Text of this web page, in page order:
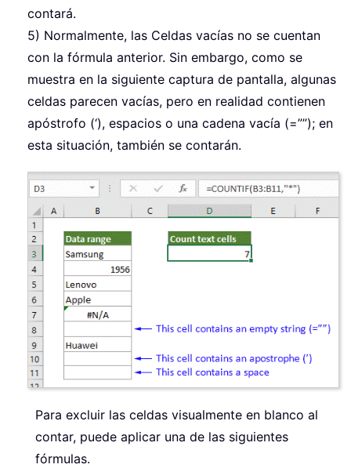
contará.
5) Normalmente, las Celdas vacías no se cuentan
con la fórmula anterior. Sin embargo, como se
muestra en la siguiente captura de pantalla, algunas
celdas parecen vacías, pero en realidad contienen
apóstrofo (‘), espacios o una cadena vacía (=””); en
esta situación, también se contarán.
Para excluir las celdas visualmente en blanco al
contar, puede aplicar una de las siguientes
fórmulas.